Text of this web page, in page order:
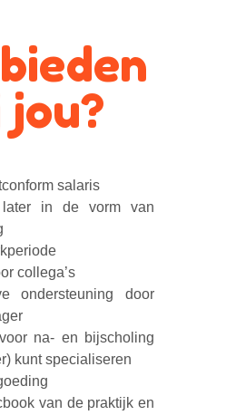
salaris
in de vorm van
collega’s
ondersteuning door
na- en bijscholing
kunt specialiseren
van de praktijk en